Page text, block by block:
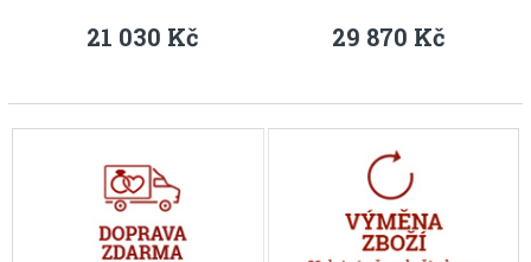
21 030 Kč 29 870 Kč